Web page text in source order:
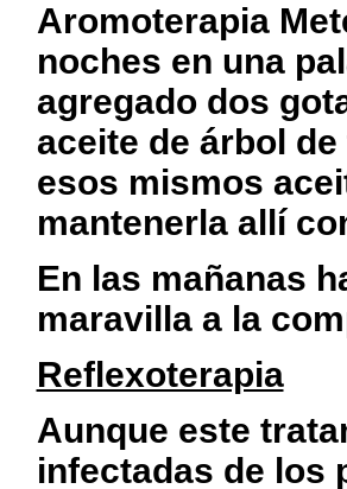
Aromoterapia
noches en una
agregado dos
aceite de árbol
esos mismos
mantenerla allí
En las mañanas
maravilla a la
Reflexoterapia
Aunque este
infectadas de los